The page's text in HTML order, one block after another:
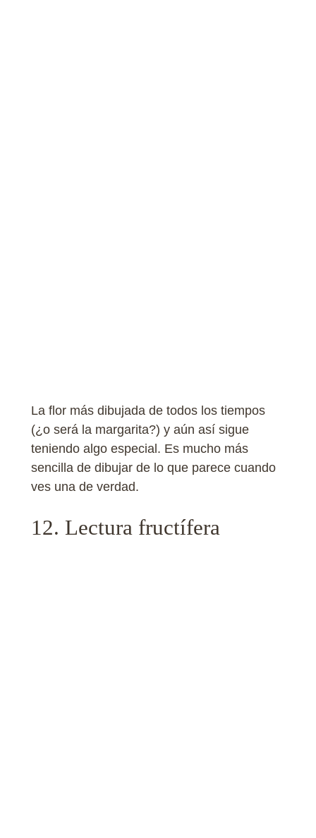
La flor más dibujada de todos los tiempos
(¿o será la margarita?) y aún así sigue
teniendo algo especial. Es mucho más
sencilla de dibujar de lo que parece cuando
ves una de verdad.
12. Lectura fructífera